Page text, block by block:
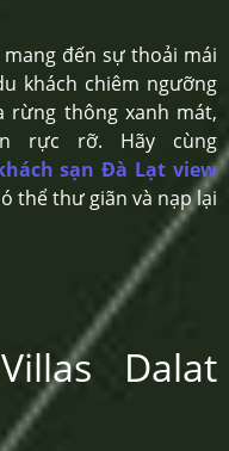
đến sự thoải mái
khách chiêm ngưỡng
rừng thông xanh mát,
rực rỡ. Hãy cùng
sạn Đà Lạt view
thể thư giãn và nạp lại
Dalat